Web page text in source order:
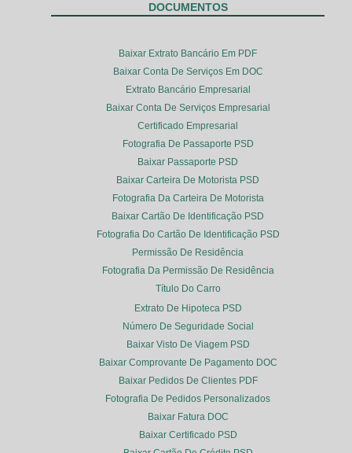
DOCUMENTOS
Baixar Extrato Bancário Em PDF
Baixar Conta De Serviços Em DOC
Extrato Bancário Empresarial
Baixar Conta De Serviços Empresarial
Certificado Empresarial
Fotografia De Passaporte PSD
Baixar Passaporte PSD
Baixar Carteira De Motorista PSD
Fotografia Da Carteira De Motorista
Baixar Cartão De Identificação PSD
Fotografia Do Cartão De Identificação PSD
Permissão De Residência
Fotografia Da Permissão De Residência
Título Do Carro
Extrato De Hipoteca PSD
Número De Seguridade Social
Baixar Visto De Viagem PSD
Baixar Comprovante De Pagamento DOC
Baixar Pedidos De Clientes PDF
Fotografia De Pedidos Personalizados
Baixar Fatura DOC
Baixar Certificado PSD